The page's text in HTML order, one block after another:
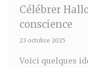
Célébrer
conscience
23 octobre 2025
Voici quelques